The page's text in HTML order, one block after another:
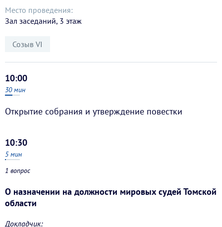
Место проведения:
Зал заседаний, 3 этаж
Созыв VI
10:00
30мин
Открытие собрания и утверждение повестки
10:30
5мин
1 вопрос
О назначении на должности мировых судей Томской
области
Докладчик: